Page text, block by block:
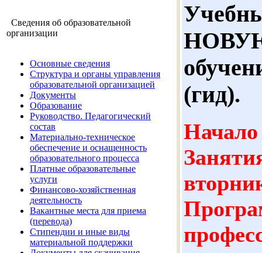
Сведения об образовательной
организации
Основные сведения
Структура и органы управления
образовательной организацией
Документы
Образование
Руководство. Педагогический
состав
Материально-техническое
обеспечение и оснащенность
образовательного процесса
Платные образовательные
услуги
Финансово-хозяйственная
деятельность
Вакантные места для приема
(перевода)
Стипендии и иные виды
материальной поддержки
(гид).
Начало